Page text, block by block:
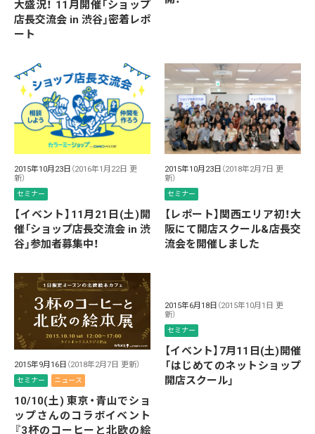
大盛況！ 11月開催「ショップ
店長交流会 in 渋谷」密着レポ
ート
2015年10月23日 （2016年1月22日 更
新）
セミナー
【イベント】11月21日(土)開
催「ショップ店長交流会 in 渋
谷」参加者募集中！
2015年10月23日 （2018年2月7日 更
新）
セミナー
【レポート】関西エリア初！大
阪にて開店スクール&店長交
流会を開催しました
2015年9月16日 （2018年2月7日 更新）
セミナー ニュース
10/10(土) 東京・青山でショ
ップさんのコラボイベント
『3杯のコーヒーと北欧の絵
2015年6月18日 （2015年10月1日 更
新）
セミナー
【イベント】7月11日(土)開催
「はじめてのネットショップ
開店スクール」